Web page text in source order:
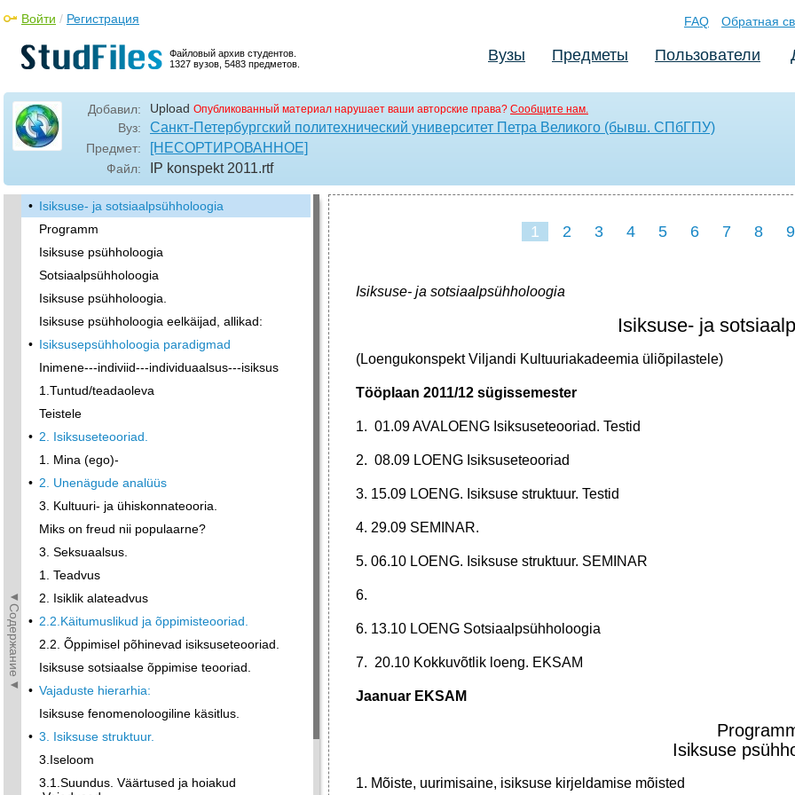
Файловый архив студентов.
1327 вузов, 5483 предметов.
Войти / Регистрация FAQ Обратная
Вузы Предметы Пользователи
Добавил: Upload Опубликованный материал нарушает ваши авторские права? Сообщите нам.
Вуз: Санкт-Петербургский политехнический университет Петра Великого (бывш. СПбГПУ)
Предмет: [НЕСОРТИРОВАННОЕ]
Файл: IP konspekt 2011.rtf
◄Содержание◄
• Isiksuse- ja sotsiaalpsühholoogia
Programm
Isiksuse psühholoogia
Sotsiaalpsühholoogia
Isiksuse psühholoogia.
Isiksuse psühholoogia eelkäijad, allikad:
• Isiksusepsühholoogia paradigmad
Inimene---indiviid---individuaalsus---isiksus
1.Tuntud/teadaoleva
Teistele
• 2. Isiksuseteooriad.
1. Mina (ego)-
• 2. Unenägude analüüs
3. Kultuuri- ja ühiskonnateooria.
Miks on freud nii populaarne?
3. Seksuaalsus.
1. Teadvus
2. Isiklik alateadvus
• 2.2.Käitumuslikud ja õppimisteooriad.
2.2. Õppimisel põhinevad isiksuseteooriad.
Isiksuse sotsiaalse õppimise teooriad.
• Vajaduste hierarhia:
Isiksuse fenomenoloogiline käsitlus.
• 3. Isiksuse struktuur.
3.Iseloom
3.1.Suundus. Väärtused ja hoiakud
1 2 3 4 5 6 7 8 9
Isiksuse- ja sotsiaalpsühholoogia
Isiksuse- ja
(Loengukonspekt Viljandi Kultuuriakadeemia üliõpilastele)
Tööplaan 2011/12 sügissemester
1. 01.09 AVALOENG Isiksuseteooriad. Testid
2. 08.09 LOENG Isiksuseteooriad
3. 15.09 LOENG. Isiksuse struktuur. Testid
4. 29.09 SEMINAR.
5. 06.10 LOENG. Isiksuse struktuur. SEMINAR
6.
6. 13.10 LOENG Sotsiaalpsühholoogia
7. 20.10 Kokkuvõtlik loeng. EKSAM
Jaanuar EKSAM
Isiksuse
1. Mõiste, uurimisaine, isiksuse kirjeldamise mõisted